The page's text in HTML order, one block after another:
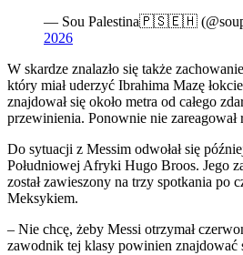
— Sou Palestina🇵🇸🇪🇭
2026
W skardze znalazło się także
który miał uderzyć Ibrahima Mazę
znajdował się około metra od całego
przewinienia. Ponownie nie
Do sytuacji z Messim odwołał się
Południowej Afryki Hugo Broos. Jego
został zawieszony na trzy spotkania po
Meksykiem.
– Nie chcę, żeby Messi otrzymał
zawodnik tej klasy powinien znajdować